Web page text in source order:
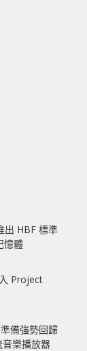
出 HBF 標準
憶體
Project
備強勢回歸
樂播放器